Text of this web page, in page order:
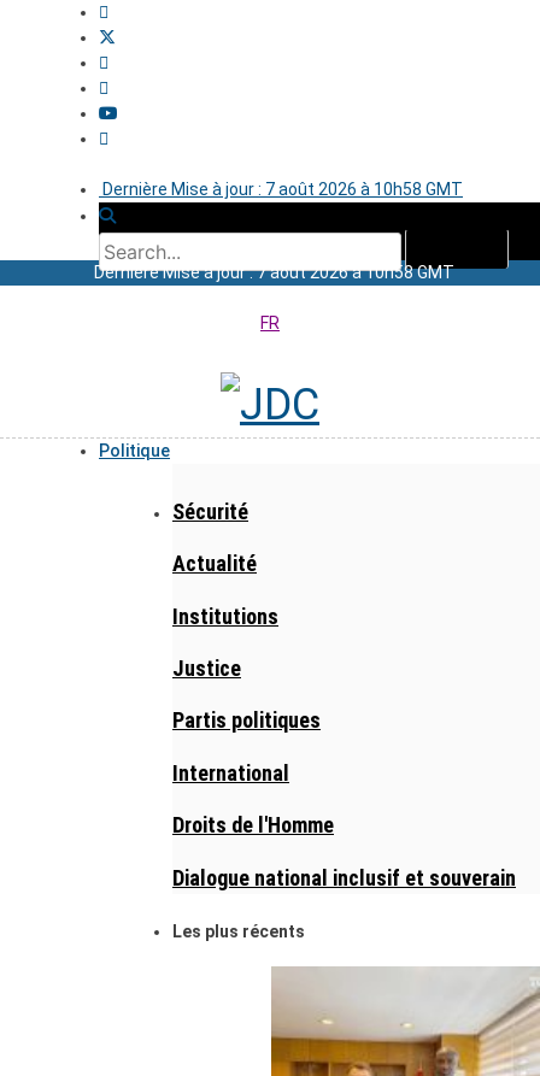
Dernière Mise à jour : 7 août 2026 à 10h58 GMT
Dernière Mise à jour : 7 août 2026 à 10h58 GMT
FR
Politique
Sécurité
Actualité
Institutions
Justice
Partis politiques
International
Droits de l'Homme
Dialogue national inclusif et souverain
Les plus récents